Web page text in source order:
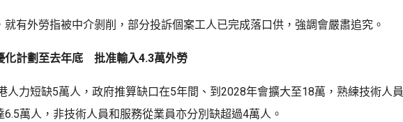
就有外勞指被中介剝削，部分投訴個案工人已完成落口供，強調會嚴肅追究。
化計劃至去年底 批准輸入4.3萬外勞
人力短缺5萬人，政府推算缺口在5年間、到2028年會擴大至18萬，熟練技術人員
6.5萬人，非技術人員和服務從業員亦分別缺超過4萬人。